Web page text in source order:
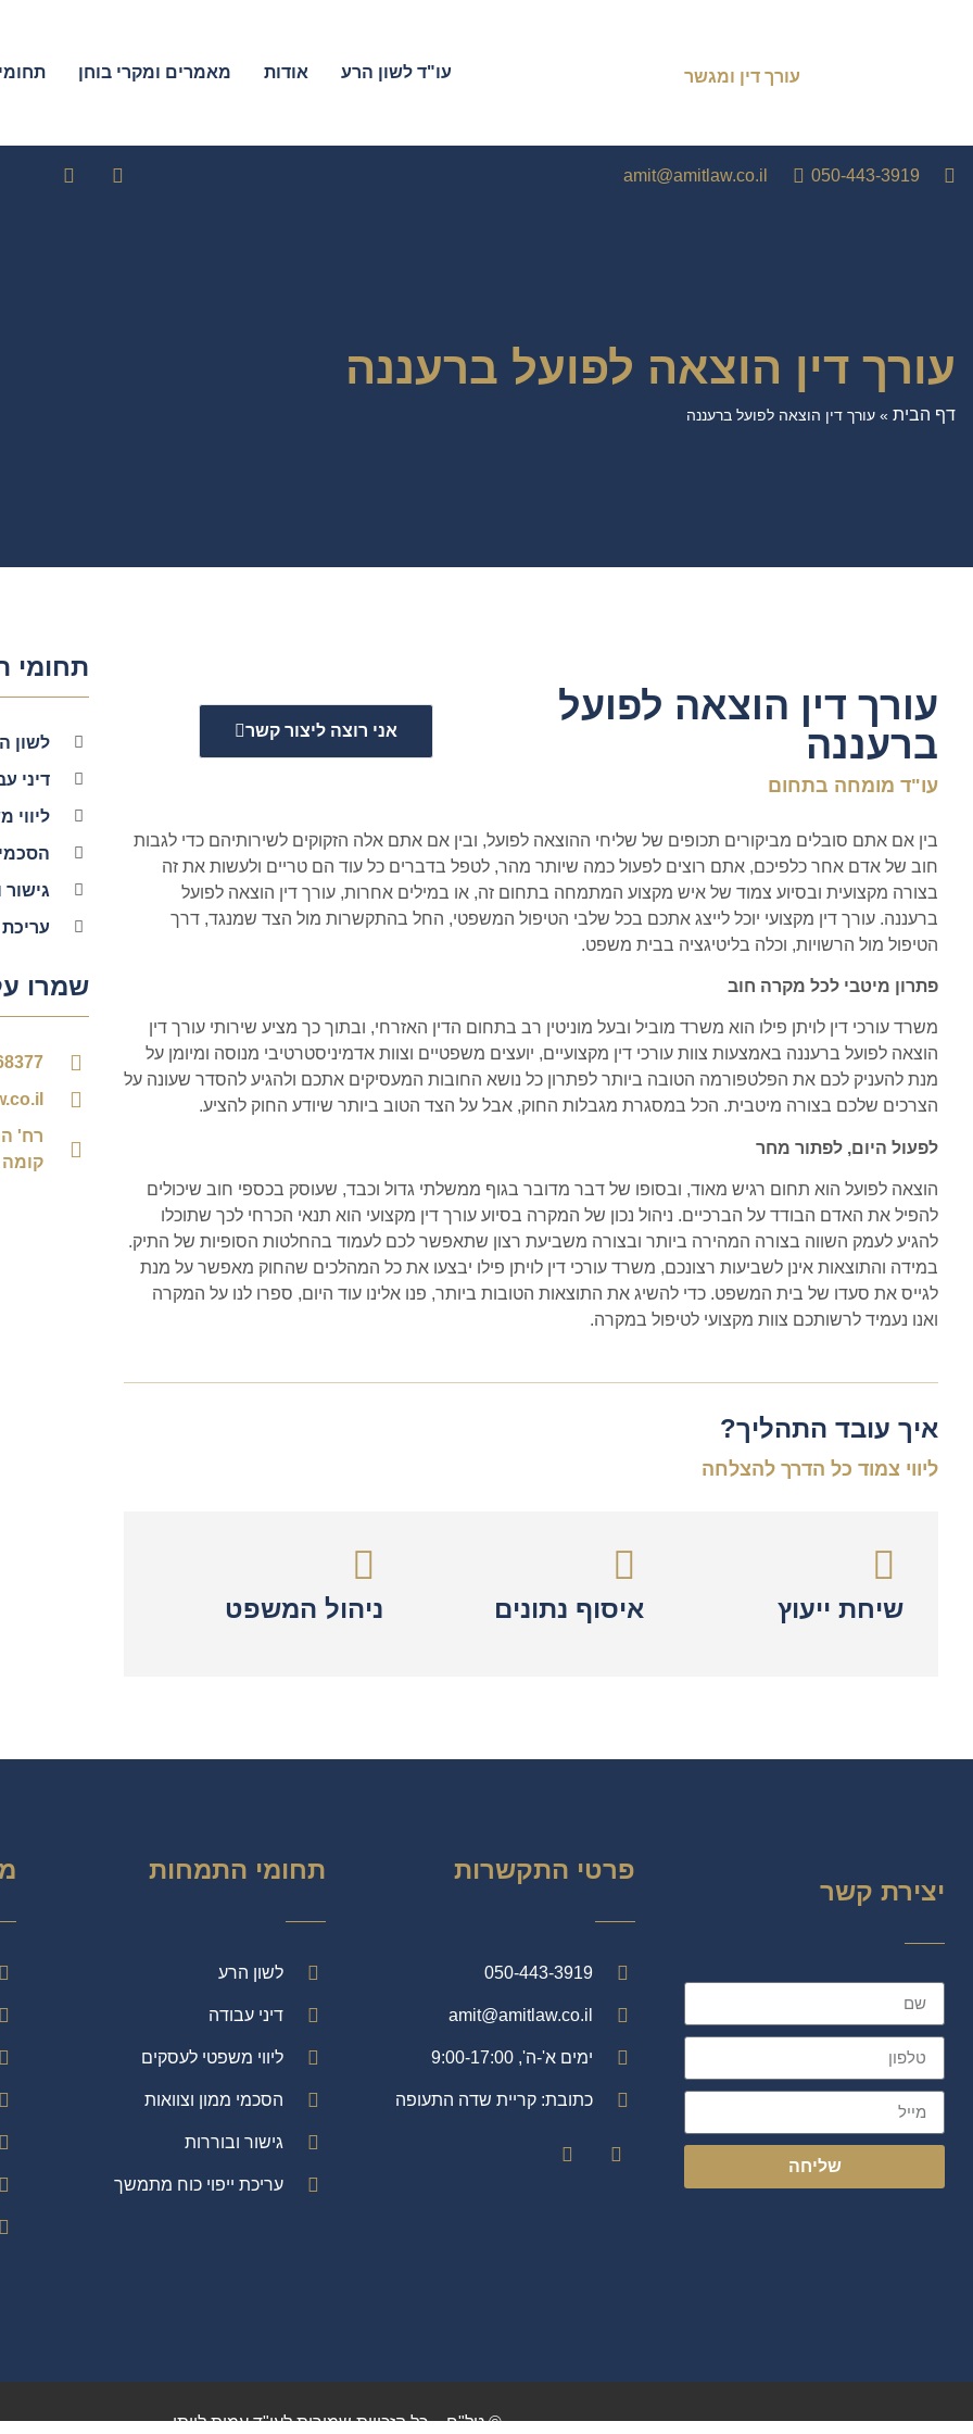
עורך דין ומגשר עו"ד לשון הרע אודות מאמרים ומקרי בוחן
050-443-3919
amit@amitlaw.co.il
עורך דין הוצאה לפועל ברעננה
דף הבית » עורך דין הוצאה לפועל ברעננה
עורך דין הוצאה לפועל
ברעננה
עו"ד מומחה בתחום
אני רוצה ליצור קשר
בין אם אתם סובלים מביקורים תכופים של שליחי ההוצאה לפועל, ובין אם אתם אלה הזקוקים לשירותיהם כדי לגבות
חוב של אדם אחר כלפיכם, אתם רוצים לפעול כמה שיותר מהר, לטפל בדברים כל עוד הם טריים ולעשות את זה
בצורה מקצועית ובסיוע צמוד של איש מקצוע המתמחה בתחום זה, או במילים אחרות, עורך דין הוצאה לפועל
ברעננה. עורך דין מקצועי יוכל לייצג אתכם בכל שלבי הטיפול המשפטי, החל בהתקשרות מול הצד שמנגד, דרך
הטיפול מול הרשויות, וכלה בליטיגציה בבית משפט.
פתרון מיטבי לכל מקרה חוב
משרד עורכי דין לויתן פילו הוא משרד מוביל ובעל מוניטין רב בתחום הדין האזרחי, ובתוך כך מציע שירותי עורך דין
הוצאה לפועל ברעננה באמצעות צוות עורכי דין מקצועיים, יועצים משפטיים וצוות אדמיניסטרטיבי מנוסה ומיומן על
מנת להעניק לכם את הפלטפורמה הטובה ביותר לפתרון כל נושא החובות המעסיקים אתכם ולהגיע להסדר שעונה על
הצרכים שלכם בצורה מיטבית. הכל במסגרת מגבלות החוק, אבל על הצד הטוב ביותר שיודע החוק להציע.
לפעול היום, לפתור מחר
הוצאה לפועל הוא תחום רגיש מאוד, ובסופו של דבר מדובר בגוף ממשלתי גדול וכבד, שעוסק בכספי חוב שיכולים
להפיל את האדם הבודד על הברכיים. ניהול נכון של המקרה בסיוע עורך דין מקצועי הוא תנאי הכרחי לכך שתוכלו
להגיע לעמק השווה בצורה המהירה ביותר ובצורה משביעת רצון שתאפשר לכם לעמוד בהחלטות הסופיות של התיק.
במידה והתוצאות אינן לשביעות רצונכם, משרד עורכי דין לויתן פילו יבצעו את כל המהלכים שהחוק מאפשר על מנת
לגייס את סעדו של בית המשפט. כדי להשיג את התוצאות הטובות ביותר, פנו אלינו עוד היום, ספרו לנו על המקרה
ואנו נעמיד לרשותכם צוות מקצועי לטיפול במקרה.
איך עובד התהליך?
ליווי צמוד כל הדרך להצלחה
שיחת ייעוץ איסוף נתונים ניהול המשפט
תחומי
לשון
דיני
ליווי
הסכמי
גישור
שמרו
קומה 4)
יצירת קשר
שליחה
פרטי התקשרות
050-443-3919
amit@amitlaw.co.il
ימים א'-ה', 9:00-17:00
כתובת: קריית שדה התעופה
תחומי התמחות
לשון הרע
דיני עבודה
ליווי משפטי לעסקים
הסכמי ממון וצוואות
גישור ובוררות
עריכת ייפוי כוח מתמשך
© טל"ח – כל הזכויות שמורות לעו"ד עמית לויתן